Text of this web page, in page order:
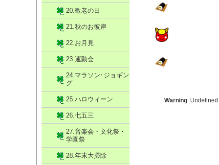
Warning:
20.敬老の日
21.秋のお彼岸
22.お月見
23.運動会
24.マラソン･ジョギン
グ
25.ハロウィーン
26.七五三
27.音楽会・文化祭・
学園祭
28.年末大掃除